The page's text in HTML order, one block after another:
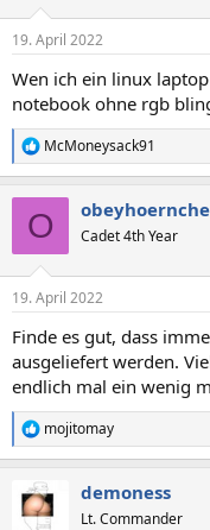
19. April 2022
Wen ich ein linux
notebook ohne rgb
R
e
e
:
McMoneysack91
O Cadet 4th Year
19. April 2022
Finde es gut, dass
ausgeliefert werden.
endlich mal ein wenig
R
e
k
t
mojitomay
demoness
Lt. Commander